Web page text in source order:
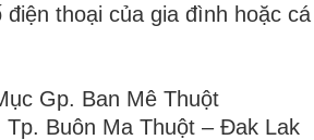
thoại của gia đình hoặc cá
Gp. Ban Mê Thuột
Buôn Ma Thuột – Đak Lak